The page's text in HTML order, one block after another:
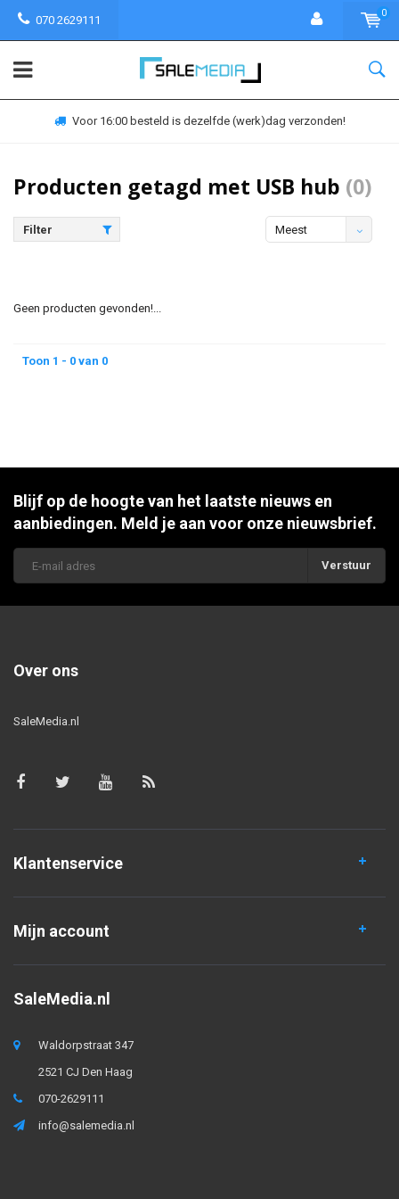
070 2629111
0
Voor 16:00 besteld is dezelfde (werk)dag verzonden!
Producten getagd met USB hub (0)
Filter
Meest
Geen producten gevonden!...
Toon 1 - 0 van 0
Blijf op de hoogte van het laatste nieuws en
aanbiedingen. Meld je aan voor onze nieuwsbrief.
Verstuur
Over ons
SaleMedia.nl
Klantenservice
Mijn account
SaleMedia.nl
Waldorpstraat 347
2521 CJ Den Haag
070-2629111
info@salemedia.nl